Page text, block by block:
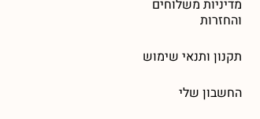
מדיניות משלוחים
והחזרות
תקנון ותנאי שימוש
החשבון שלי